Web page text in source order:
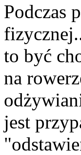
Podczas
to być
na
jest